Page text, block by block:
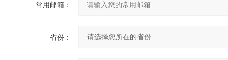
常用邮箱：
省份：